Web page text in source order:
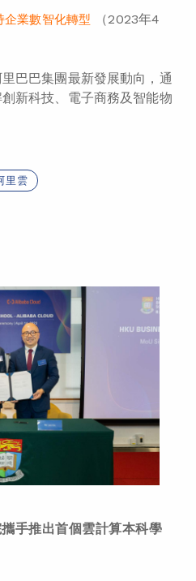
企業數智化轉型 （2023年4
里巴巴集團最新發展動向，通
新科技、電子商務及智能物
里雲
手推出首個雲計算本科學